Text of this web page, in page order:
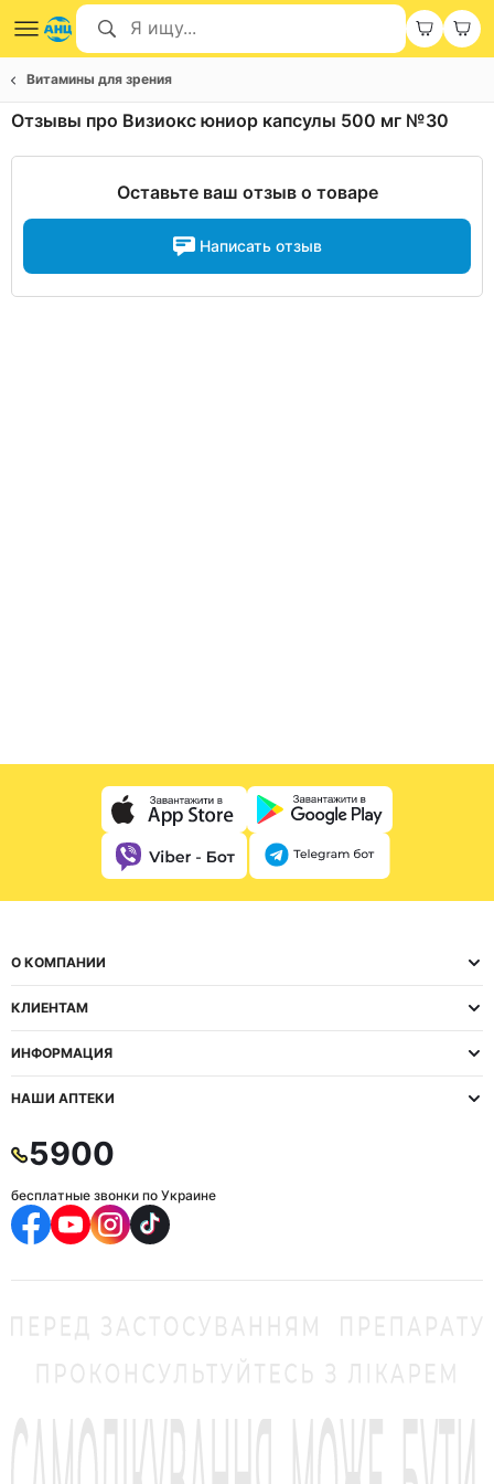
Витамины для зрения
Отзывы про Визиокс юниор капсулы 500 мг №30
Оставьте ваш отзыв о товаре
Написать отзыв
О КОМПАНИИ
КЛИЕНТАМ
ИНФОРМАЦИЯ
НАШИ АПТЕКИ
5900
бесплатные звонки по Украине